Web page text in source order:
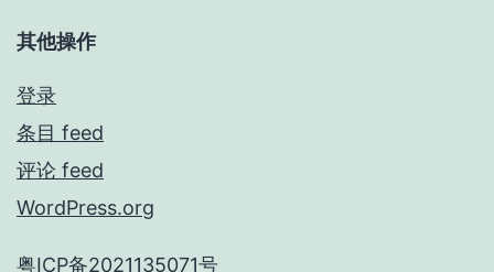
其他操作
登录
条目 feed
评论 feed
WordPress.org
粤ICP备2021135071号